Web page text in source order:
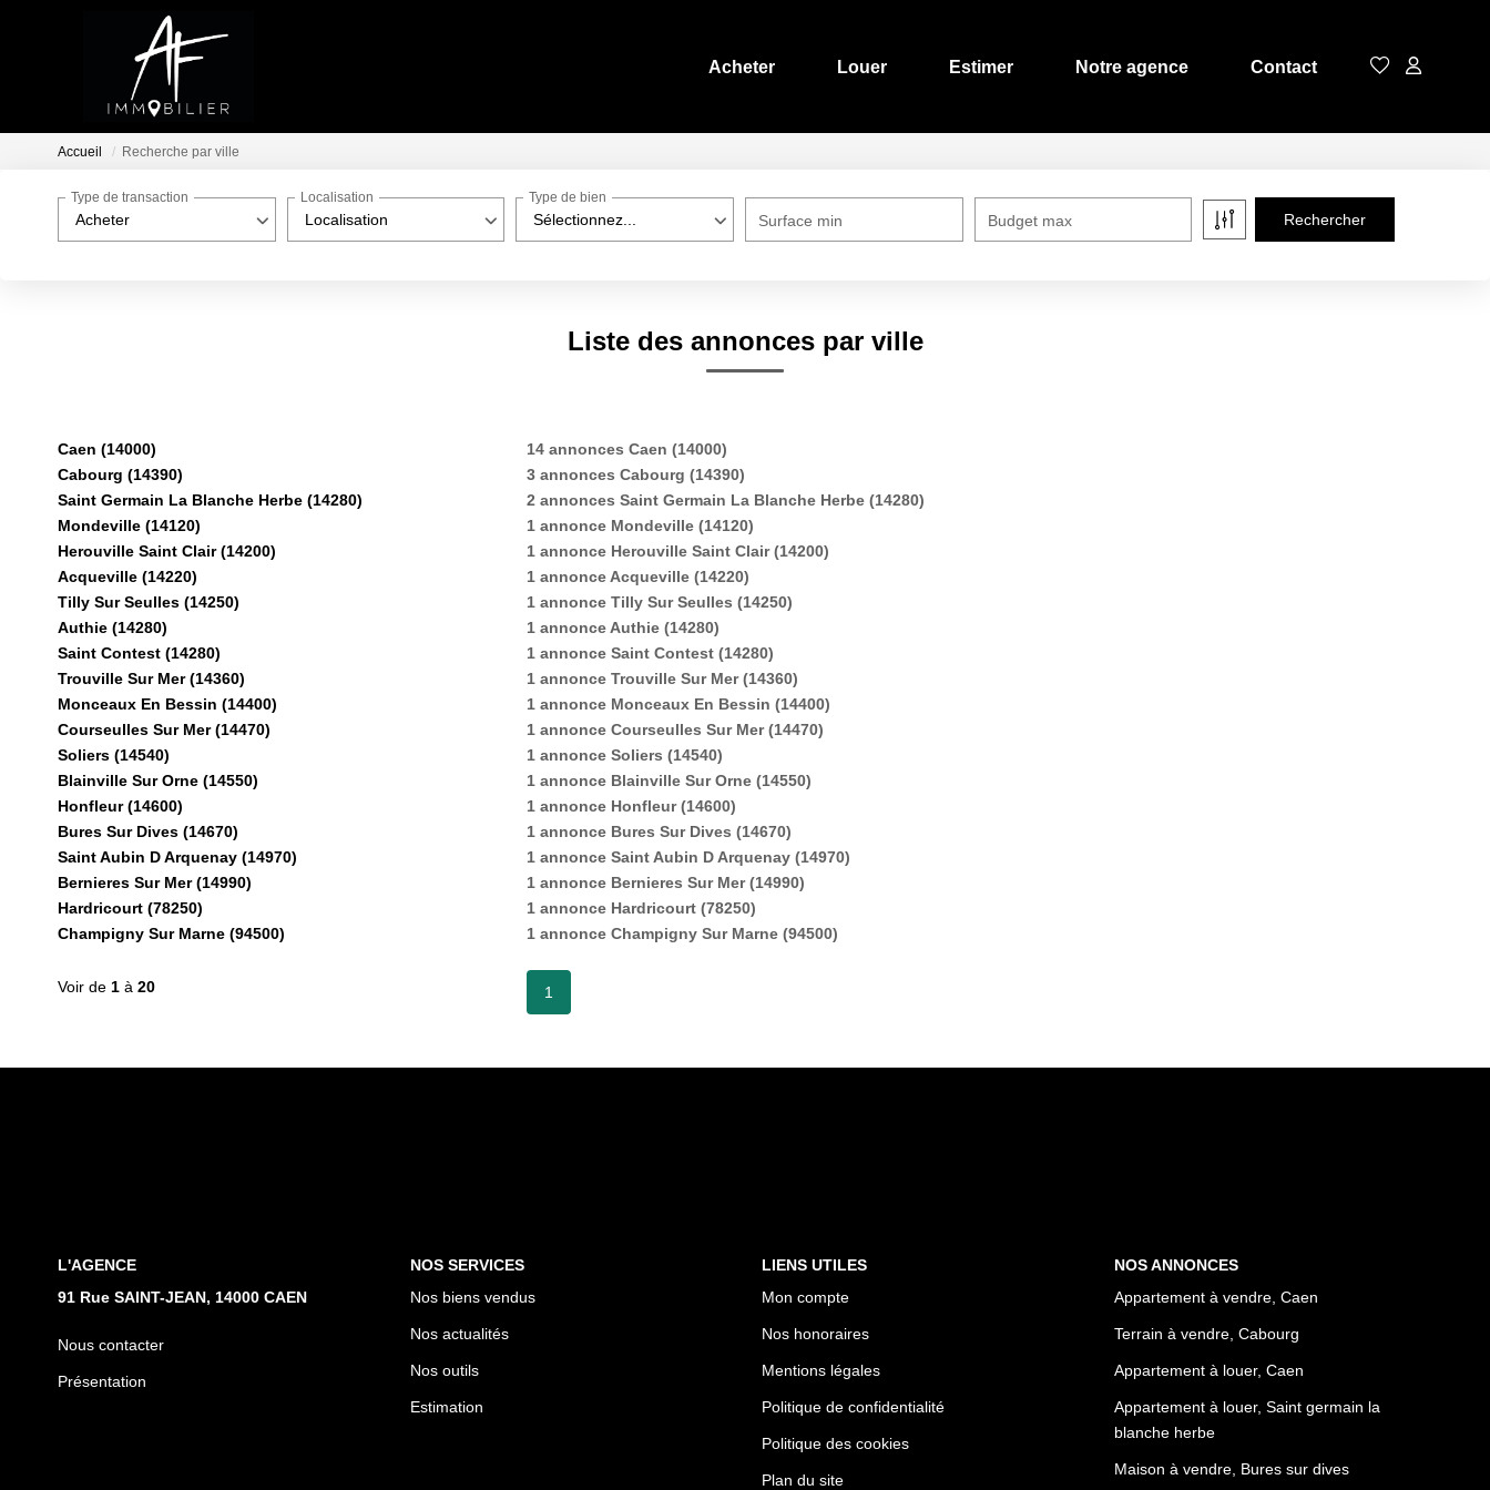
Acheter Louer Estimer Notre agence Contact
Accueil Recherche par ville
Acheter
Type de transaction
Localisation
Localisation
Sélectionnez...
Type de bien
Surface min Budget max
Liste des annonces par ville
Caen (14000)
14 annonces Caen (14000)
Cabourg (14390)
3 annonces Cabourg (14390)
Saint Germain La Blanche Herbe (14280)
2 annonces Saint Germain La Blanche Herbe (14280)
Mondeville (14120)
1 annonce Mondeville (14120)
Herouville Saint Clair (14200)
1 annonce Herouville Saint Clair (14200)
Acqueville (14220)
1 annonce Acqueville (14220)
Tilly Sur Seulles (14250)
1 annonce Tilly Sur Seulles (14250)
Authie (14280)
1 annonce Authie (14280)
Saint Contest (14280)
1 annonce Saint Contest (14280)
Trouville Sur Mer (14360)
1 annonce Trouville Sur Mer (14360)
Monceaux En Bessin (14400)
1 annonce Monceaux En Bessin (14400)
Courseulles Sur Mer (14470)
1 annonce Courseulles Sur Mer (14470)
Soliers (14540)
1 annonce Soliers (14540)
Blainville Sur Orne (14550)
1 annonce Blainville Sur Orne (14550)
Honfleur (14600)
1 annonce Honfleur (14600)
Bures Sur Dives (14670)
1 annonce Bures Sur Dives (14670)
Saint Aubin D Arquenay (14970)
1 annonce Saint Aubin D Arquenay (14970)
Bernieres Sur Mer (14990)
1 annonce Bernieres Sur Mer (14990)
Hardricourt (78250)
1 annonce Hardricourt (78250)
Champigny Sur Marne (94500)
1 annonce Champigny Sur Marne (94500)
Voir de 1 à 20 1
L'AGENCE
91 Rue SAINT-JEAN, 14000 CAEN
Nous contacter
Présentation
NOS SERVICES
Nos biens vendus
Nos actualités
Nos outils
Estimation
LIENS UTILES
Mon compte
Nos honoraires
Mentions légales
Politique de confidentialité
Politique des cookies
Plan du site
NOS ANNONCES
Appartement à vendre, Caen
Terrain à vendre, Cabourg
Appartement à louer, Caen
Appartement à louer, Saint germain la
blanche herbe
Maison à vendre, Bures sur dives